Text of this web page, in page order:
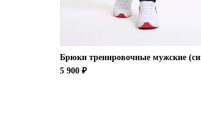
Брюки тренировочные мужские
5 900 ₽